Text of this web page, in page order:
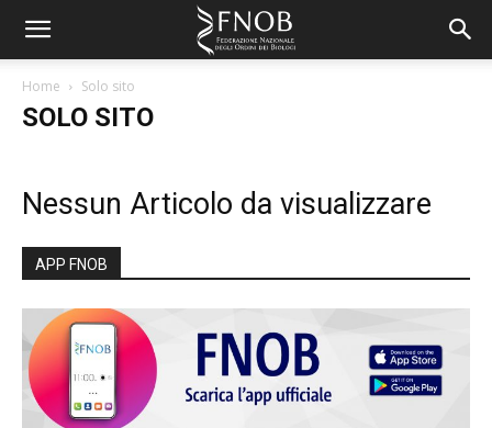
Home Solo sito
SOLO SITO
Nessun Articolo da visualizzare
APP FNOB